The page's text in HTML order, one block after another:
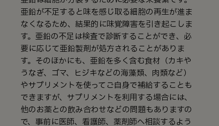
亜鉛が不足すると味を感じ取る細胞の再生が進ま
なくなるため、結果的に味覚障害を引き起こしま
す。亜鉛の不足は検査で診断することができ、必
要に応じて亜鉛製剤が処方されることがありま
す。そのほかにも、亜鉛を多く含む食材（カキや
うなぎ、ゴマ、ヒジキなどの海藻類、肉類など）
やサプリメントを使ってご自身で補給することも
できますが、サプリメントを利用する場合には、
他のお薬との飲み合わせなどの問題もありますの
で、事前に医師、看護師、薬剤師へ相談するよう